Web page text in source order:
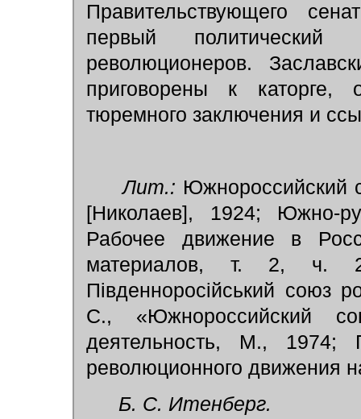
Правительствующего
первый
революционеров.
приговорены к
тюремного заключения и
Лит.: Южнороссийский
[Николаев], 1924; Южно-
Рабочее движение в
материалов, т. 2,
Пiвденноросiйський союз
С., «Южнороссийский
деятельность, М.,
революционного движения
Б. С. Итенберг.